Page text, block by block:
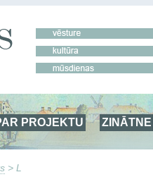
PROJEKTU ZINĀTNE
> L